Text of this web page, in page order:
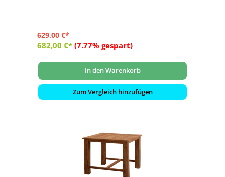
629,00 €*
682,00 €* (7.77% gespart)
In den Warenkorb
Zum Vergleich hinzufügen